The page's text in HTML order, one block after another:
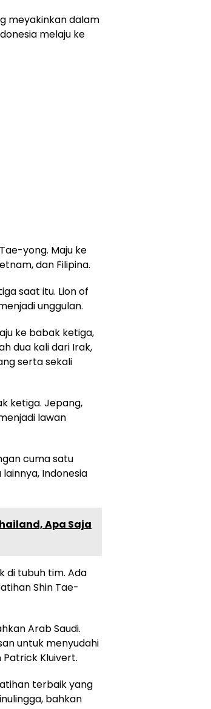
meyakinkan dalam
melaju ke
yong. Maju ke
dan Filipina.
saat itu. Lion of
unggulan.
ke babak ketiga,
dua kali dari Irak,
serta sekali
ketiga. Jepang,
lawan
cuma satu
Indonesia
Apa Saja
di tubuh tim. Ada
Shin Tae-
Arab Saudi.
untuk menyudahi
Kluivert.
terbaik yang
bahkan